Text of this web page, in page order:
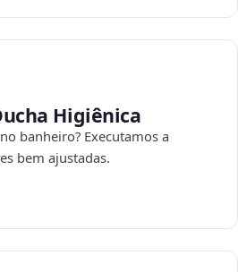
Higiênica
banheiro? Executamos a
bem ajustadas.